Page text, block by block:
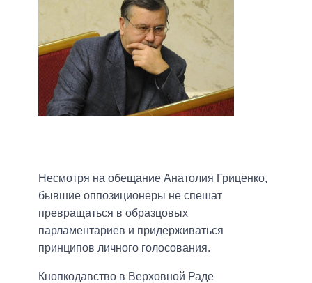
Несмотря на обещание Анатолия Гриценко,
бывшие оппозиционеры не спешат
превращаться в образцовых
парламентариев и придерживаться
принципов личного голосования.
Кнопкодавство в Верховной Раде